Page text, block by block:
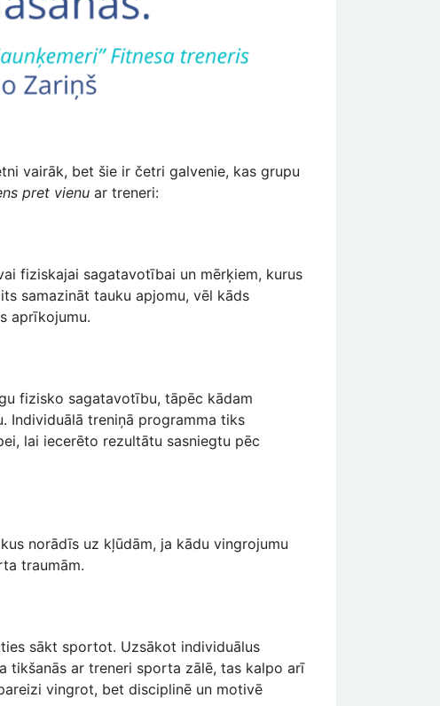
vairāk, bet šie ir četri galvenie, kas grupu
pret vienu ar treneri:
fiziskajai sagatavotībai un mērķiem, kurus
samazināt tauku apjomu, vēl kāds
aprīkojumu.
fizisko sagatavotību, tāpēc kādam
Individuālā treniņā programma tiks
lai iecerēto rezultātu sasniegtu pēc
norādīs uz kļūdām, ja kādu vingrojumu
traumām.
sākt sportot. Uzsākot individuālus
tikšanās ar treneri sporta zālē, tas kalpo arī
vingrot, bet disciplinē un motivē